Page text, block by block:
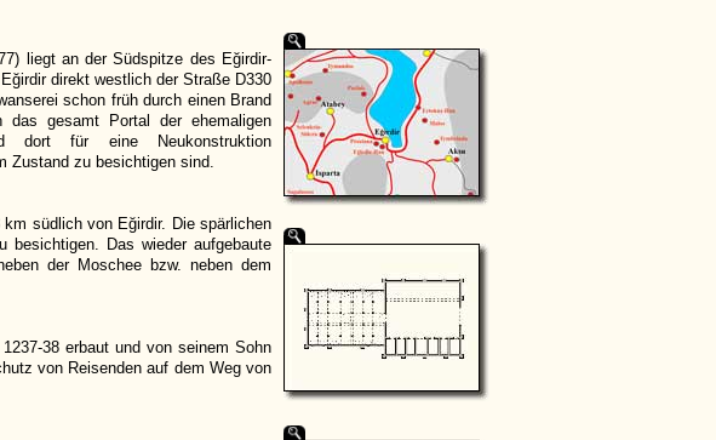
liegt an der Südspitze des Eğirdir-
direkt westlich der Straße D330
schon früh durch einen Brand
das gesamt Portal der ehemaligen
dort für eine Neukonstruktion
Zustand zu besichtigen sind.
südlich von Eğirdir. Die spärlichen
besichtigen. Das wieder aufgebaute
der Moschee bzw. neben dem
38 erbaut und von seinem Sohn
von Reisenden auf dem Weg von